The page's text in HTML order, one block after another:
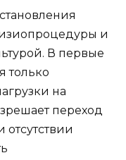
и
В первые
только
на
переход